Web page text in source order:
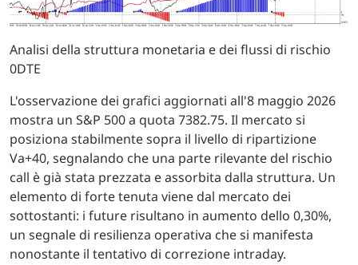
Analisi della struttura monetaria e dei flussi di rischio
0DTE
L'osservazione dei grafici aggiornati all'8 maggio 2026
mostra un S&P 500 a quota 7382.75. Il mercato si
posiziona stabilmente sopra il livello di ripartizione
Va+40, segnalando che una parte rilevante del rischio
call è già stata prezzata e assorbita dalla struttura. Un
elemento di forte tenuta viene dal mercato dei
sottostanti: i future risultano in aumento dello 0,30%,
un segnale di resilienza operativa che si manifesta
nonostante il tentativo di correzione intraday.